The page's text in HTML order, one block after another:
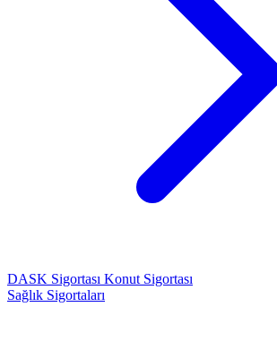
DASK Sigortası Konut Sigortası
Sağlık Sigortaları